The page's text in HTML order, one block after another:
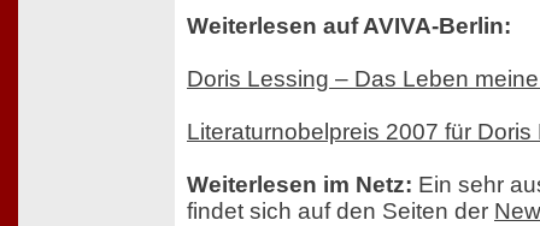
Weiterlesen auf AVIVA-Berlin:
Doris Lessing – Das Leben
Literaturnobelpreis 2007 für Doris
Weiterlesen im Netz: Ein sehr
findet sich auf den Seiten der